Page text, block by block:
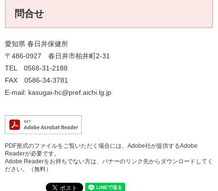
問合せ
愛知県 春日井保健所
〒486-0927 春日井市柏井町2-31
TEL 0568-31-2188
FAX 0586-34-3781
E-mail: kasugai-hc@pref.aichi.lg.jp
PDF形式のファイルをご覧いただく場合には、Adobe社が提供するAdobe
Readerが必要です。
Adobe Readerをお持ちでない方は、バナーのリンク先からダウンロードしてく
ださい。（無料）